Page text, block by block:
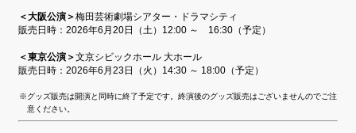
＜大阪公演＞梅田芸術劇場シアター・ドラマシティ
販売日時：2026年6月20日（土）12:00 ～ 16:30（予定）
＜東京公演＞文京シビックホール 大ホール
販売日時：2026年6月23日（火）14:30 ～ 18:00（予定）
グッズ販売は開演と同時に終了予定です。終演後のグッズ販売はございませんのでご注
意ください。